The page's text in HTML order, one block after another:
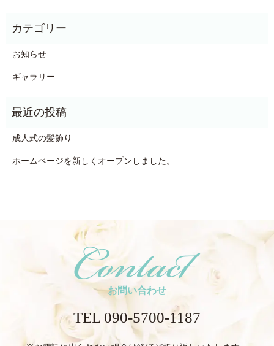
お知らせ
ギャラリー
成人式の髪飾り
ホームページを新しくオープンしました。
お問い合わせ
TEL 090-5700-1187